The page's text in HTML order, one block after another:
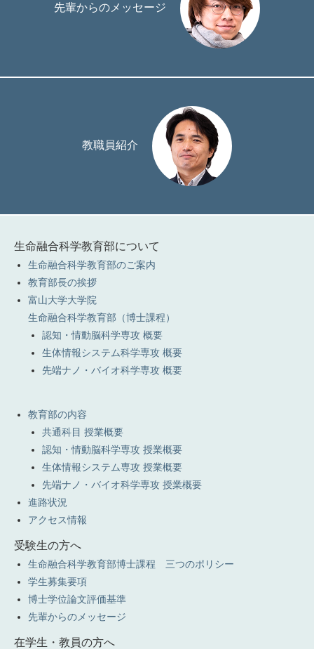
先輩からのメッセージ
教職員紹介
生命融合科学教育部について
生命融合科学教育部のご案内
教育部長の挨拶
富山大学大学院
生命融合科学教育部（博士課程）
認知・情動脳科学専攻 概要
生体情報システム科学専攻 概要
先端ナノ・バイオ科学専攻 概要
教育部の内容
共通科目 授業概要
認知・情動脳科学専攻 授業概要
生体情報システム専攻 授業概要
先端ナノ・バイオ科学専攻 授業概要
進路状況
アクセス情報
受験生の方へ
生命融合科学教育部博士課程 三つのポリシー
学生募集要項
博士学位論文評価基準
先輩からのメッセージ
在学生・教員の方へ